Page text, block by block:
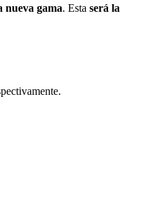
nueva gama. Esta será la